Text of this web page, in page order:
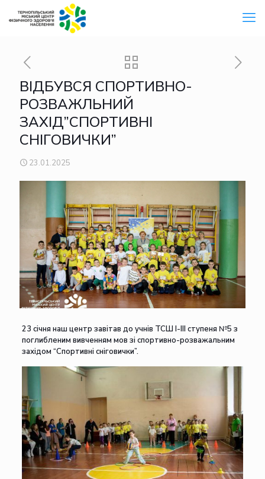
ВІДБУВСЯ СПОРТИВНО-
РОЗВАЖЛЬНИЙ
ЗАХІД”СПОРТИВНІ
СНІГОВИЧКИ”
23.01.2025
23 січня наш центр завітав до учнів ТСШ I-III ступеня №5 з
поглибленим вивченням мов зі спортивно-розважальним
західом “Спортивні сніговички”.